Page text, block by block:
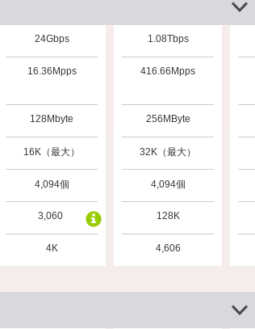
24Gbps
16.36Mpps
128Mbyte
16K（最大）
4,094個
3,060
4K
1.08Tbps
416.66Mpps
256MByte
32K（最大）
4,094個
128K
4,606